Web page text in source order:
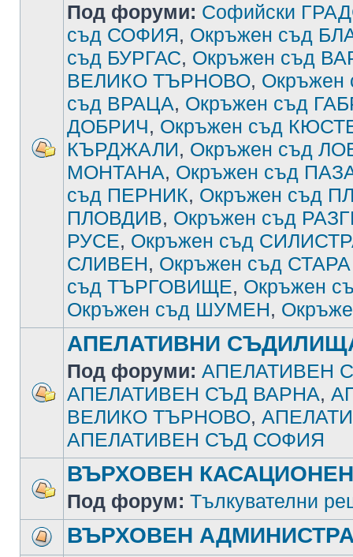
Под форуми: Софийски
съд СОФИЯ, Окръжен съд
съд БУРГАС, Окръжен съд
ВЕЛИКО ТЪРНОВО,
съд ВРАЦА, Окръжен съд
ДОБРИЧ, Окръжен съд
КЪРДЖАЛИ, Окръжен съд
МОНТАНА, Окръжен съд
съд ПЕРНИК, Окръжен съд
ПЛОВДИВ, Окръжен съд
РУСЕ, Окръжен съд
СЛИВЕН, Окръжен съд
съд ТЪРГОВИЩЕ, Окръжен
Окръжен съд ШУМЕН,
АПЕЛАТИВНИ
Под форуми: АПЕЛАТИВЕН
АПЕЛАТИВЕН СЪД ВАРНА,
ВЕЛИКО ТЪРНОВО,
АПЕЛАТИВЕН СЪД СОФИЯ
ВЪРХОВЕН
Под форум: Тълкувателни
ВЪРХОВЕН